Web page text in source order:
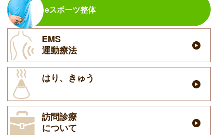
eスポーツ整体
EMS
運動療法
はり、きゅう
訪問診療
について